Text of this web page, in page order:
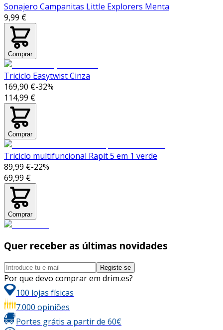
Sonajero Campanitas Little Explorers Menta
9,99 €
Comprar
Triciclo Easytwist Cinza
169,90 €-32%
114,99 €
Comprar
Triciclo multifuncional Rapit 5 em 1 verde
89,99 €-22%
69,99 €
Comprar
Quer receber as últimas novidades
Registe-se
Por que devo comprar em drim.es?
100 lojas físicas
7.000 opiniões
Portes grátis a partir de 60€